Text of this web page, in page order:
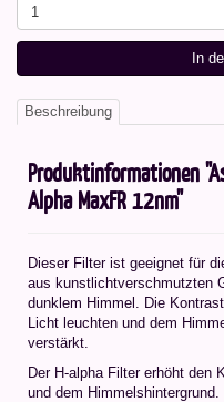
1
In
Beschreibung
Produktinformationen
Alpha MaxFR 12nm"
Dieser Filter ist geeignet für
aus kunstlichtverschmutzten
dunklem Himmel. Die
Licht leuchten und dem
verstärkt.
Der H-alpha Filter erhöht den
und dem